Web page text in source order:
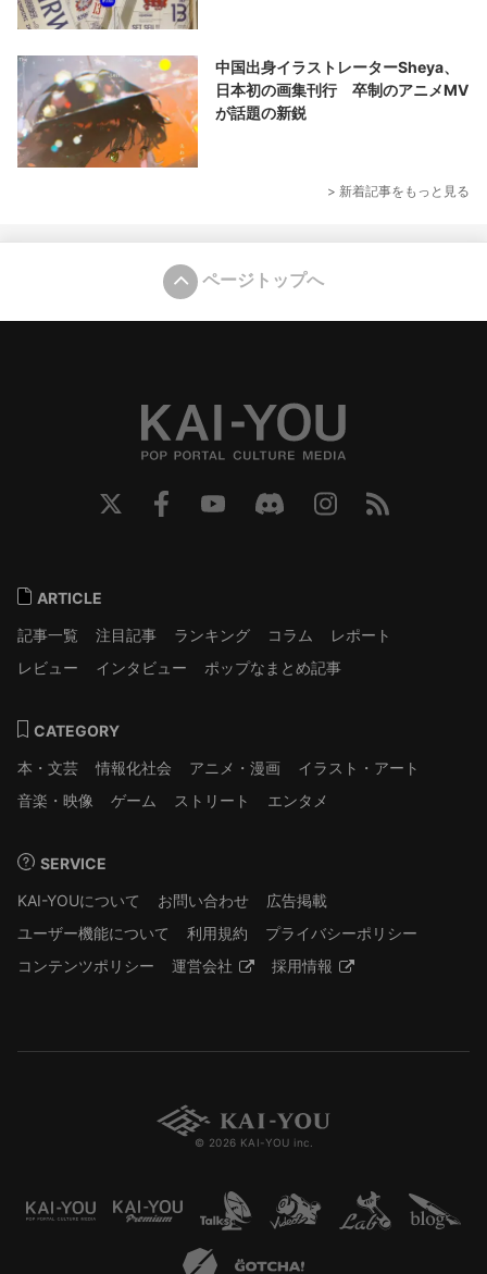
中国出身イラストレーターSheya、
日本初の画集刊行 卒制のアニメMV
が話題の新鋭
> 新着記事をもっと見る
ページトップへ
ARTICLE
記事一覧
注目記事 ランキング コラム
レポート
レビュー
インタビュー ポップなまとめ記事
CATEGORY
本・文芸
情報化社会 アニメ・漫画
イラスト・アート
音楽・映像
ゲーム ストリート エンタメ
SERVICE
KAI-YOUについて
お問い合わせ
広告掲載
ユーザー機能について
利用規約
プライバシーポリシー
コンテンツポリシー
運営会社 採用情報
© 2026 KAI-YOU inc.